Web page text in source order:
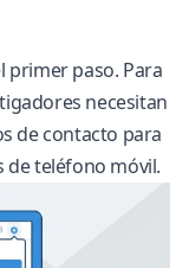
primer paso. Para
necesitan
de contacto para
teléfono móvil.